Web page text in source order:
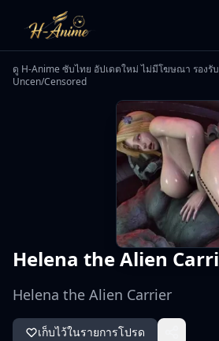
ดู H-Anime ซับไทย อัปเดตใหม่ ไม่มีโฆษณา รองรั
Uncen/Censored
Helena the Alien
Helena the Alien Carrier
เก็บไว้ในรายการโปรด